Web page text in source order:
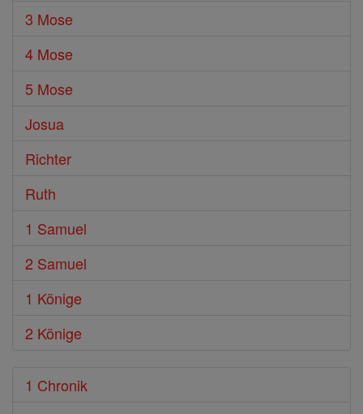
3 Mose
4 Mose
5 Mose
Josua
Richter
Ruth
1 Samuel
2 Samuel
1 Könige
2 Könige
1 Chronik